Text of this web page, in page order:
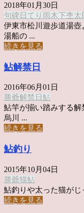
2018年01月30日
句碑 日てり雨木下杢太
伊東市松川遊歩道湯
湯船の ...
続きを見る
鮎解禁日
2016年06月01日
勝爺解禁日 鮎
鮎竿が揃い踏みする
烏川 ...
続きを見る
鮎釣り
2015年10月04日
勝爺猫鮎
鮎釣りや太った猫がじ
続きを見る